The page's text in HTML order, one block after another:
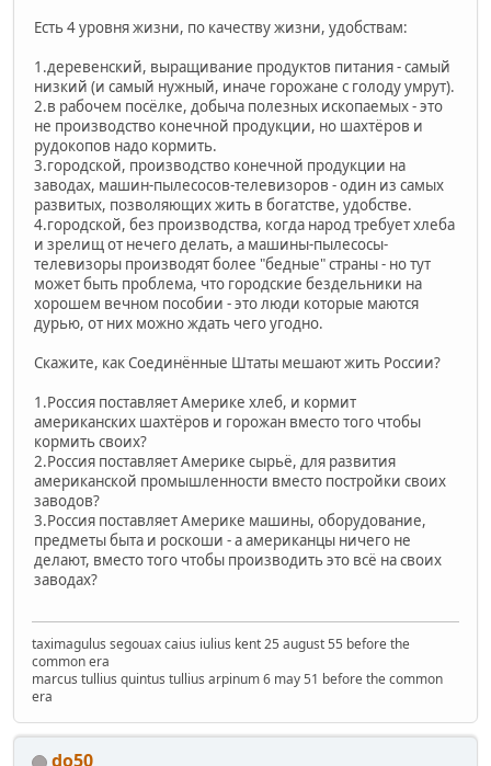
Есть 4 уровня жизни, по качеству жизни, удобствам:
1.деревенский, выращивание продуктов питания - самый
низкий (и самый нужный, иначе горожане с голоду умрут).
2.в рабочем посёлке, добыча полезных ископаемых - это
не производство конечной продукции, но шахтёров и
рудокопов надо кормить.
3.городской, производство конечной продукции на
заводах, машин-пылесосов-телевизоров - один из самых
развитых, позволяющих жить в богатстве, удобстве.
4.городской, без производства, когда народ требует хлеба
и зрелищ от нечего делать, а машины-пылесосы-
телевизоры производят более "бедные" страны - но тут
может быть проблема, что городские бездельники на
хорошем вечном пособии - это люди которые маются
дурью, от них можно ждать чего угодно.
Скажите, как Соединённые Штаты мешают жить России?
1.Россия поставляет Америке хлеб, и кормит
американских шахтёров и горожан вместо того чтобы
кормить своих?
2.Россия поставляет Америке сырьё, для развития
американской промышленности вместо постройки своих
заводов?
3.Россия поставляет Америке машины, оборудование,
предметы быта и роскоши - а американцы ничего не
делают, вместо того чтобы производить это всё на своих
заводах?
taximagulus segouax caius iulius kent 25 august 55 before the
common era
marcus tullius quintus tullius arpinum 6 may 51 before the common
era
do50